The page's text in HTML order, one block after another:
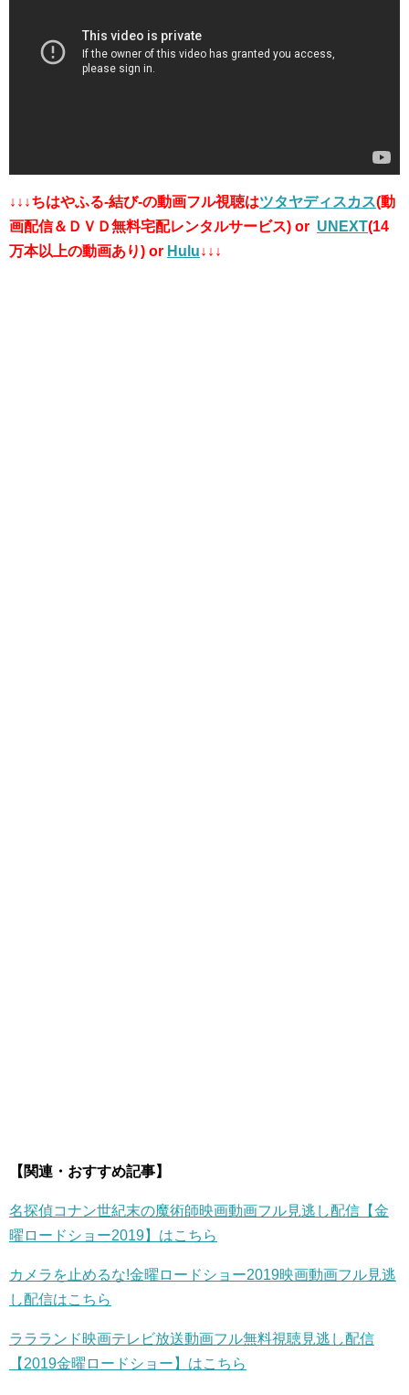
↓↓↓ちはやふる-結び-の動画フル視聴はツタヤディスカス(動
画配信＆ＤＶＤ無料宅配レンタルサービス) or UNEXT(14
万本以上の動画あり) or Hulu↓↓↓
【関連・おすすめ記事】
名探偵コナン世紀末の魔術師映画動画フル見逃し配信【金
曜ロードショー2019】はこちら
カメラを止めるな!金曜ロードショー2019映画動画フル見逃
し配信はこちら
ララランド映画テレビ放送動画フル無料視聴見逃し配信
【2019金曜ロードショー】はこちら